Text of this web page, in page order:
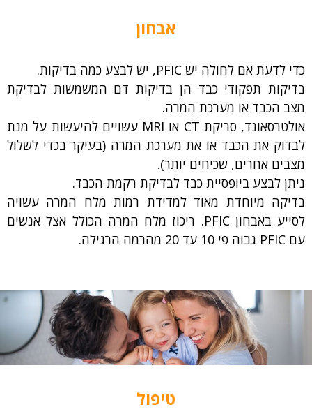
אבחון
כדי לדעת אם לחולה יש PFIC, יש לבצע כמה בדיקות.
בדיקות תפקודי כבד הן בדיקות דם המשמשות לבדיקת
מצב הכבד או מערכת המרה.
אולטרסאונד, סריקת CT או MRI עשויים להיעשות על מנת
לבדוק את הכבד או את מערכת המרה (בעיקר בכדי לשלול
מצבים אחרים, שכיחים יותר).
ניתן לבצע ביופסיית כבד לבדיקת רקמת הכבד.
בדיקה מיוחדת מאוד למדידת רמות מלח המרה עשויה
לסייע באבחון PFIC. ריכוז מלח המרה הכולל אצל אנשים
עם PFIC גבוה פי 10 עד 20 מהרמה הרגילה.
טיפול